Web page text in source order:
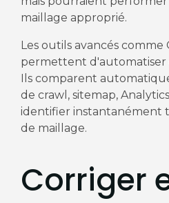
maillage approprié.
Les outils avancés
permettent d'automatiser
Ils comparent
de crawl, sitemap,
identifier instantanément
de maillage.
Corriger